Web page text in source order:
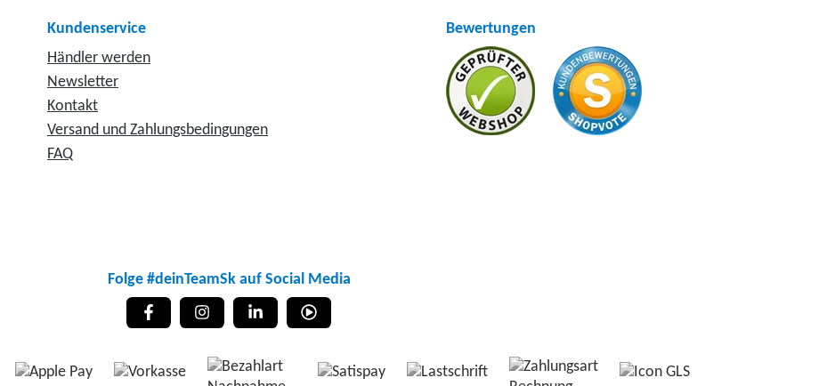
Kundenservice
Händler werden
Newsletter
Kontakt
Versand und Zahlungsbedingungen
FAQ
Bewertungen
Folge #deinTeamSk auf Social Media